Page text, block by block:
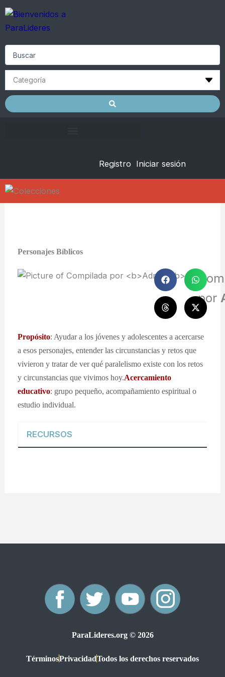
Skip
content
Registro Iniciar sesión
Personajes Bíblicos
por
Propósito: Ayudar a los jóvenes y adolescentes a acercarse
a esos personajes, entender las circunstancias y retos que
vivieron y tratar de ver qué paralelismo existe con los retos
y circunstancias que vivimos hoy.Acercamiento
educativo: grupo pequeño, acompañamiento espiritual o
estudio individual.
RECURSOS
ParaLideres.org © 2026
TérminosPrivacidadTodos los derechos reservados
F
a
c
T
w
i
Y
o
u
I
s